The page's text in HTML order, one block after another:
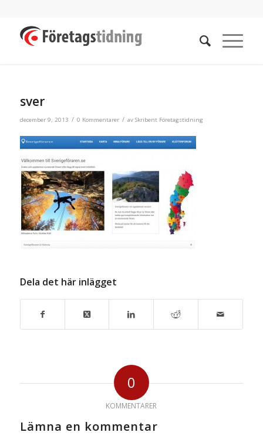
sver
december 9, 2013 / 0 Kommentarer / av Skribent Företagstidning
Dela det här inlägget
0
KOMMENTARER
Lämna en kommentar